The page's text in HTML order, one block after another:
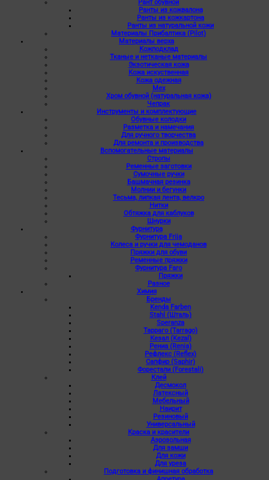
Рант обувной
Ранты из кожвалона
Ранты из кожкартона
Ранты из натуральной кожи
Материалы Прибалтика (Pilot)
Материалы верха
Кожподклад
Тканые и нетканые материалы
Экзотическая кожа
Кожа искуственная
Кожа одежная
Мех
Хром обувной (натуральная кожа)
Чепрак
Инструменты и комплектующие
Обувные колодки
Разметка и намечания
Для ручного творчества
Для ремонта и производства
Вспомогательные материалы
Стропы
Ременные заготовки
Сумочные ручки
Башмачная резинка
Молнии и бегунки
Тесьма, липкая лента, велкро
Нитки
Обтяжка для каблуков
Шнурки
Фурнитура
Фурнитура Frija
Колеса и ручки для чемоданов
Пряжки для обуви
Ременные пряжки
Фурнитура Faro
Пряжки
Разное
Химия
Бренды
Kenda Farben
Stahl (Шталь)
Speranza
Тарраго (Tarrago)
Кезал (Kezal)
Рениа (Renia)
Рефлекс (Reflex)
Сапфир (Saphir)
Форестали (Forestali)
Клей
Десмокол
Латексный
Мебельный
Наирит
Резиновый
Универсальный
Краска и красители
Аэрозольная
Для замши
Для кожи
Для уреза
Подготовка и финишная обработка